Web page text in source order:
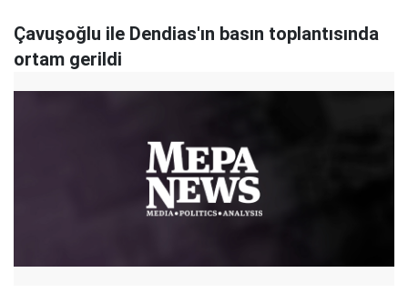
Çavuşoğlu ile Dendias'ın basın toplantısında
ortam gerildi